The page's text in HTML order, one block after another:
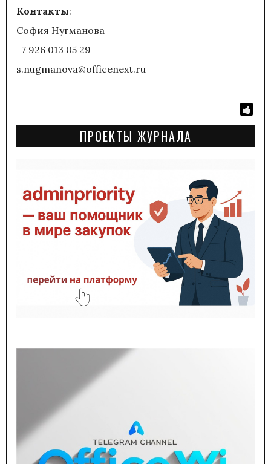
Контакты:
София Нугманова
+7 926 013 05 29
s.nugmanova@officenext.ru
ПРОЕКТЫ ЖУРНАЛА